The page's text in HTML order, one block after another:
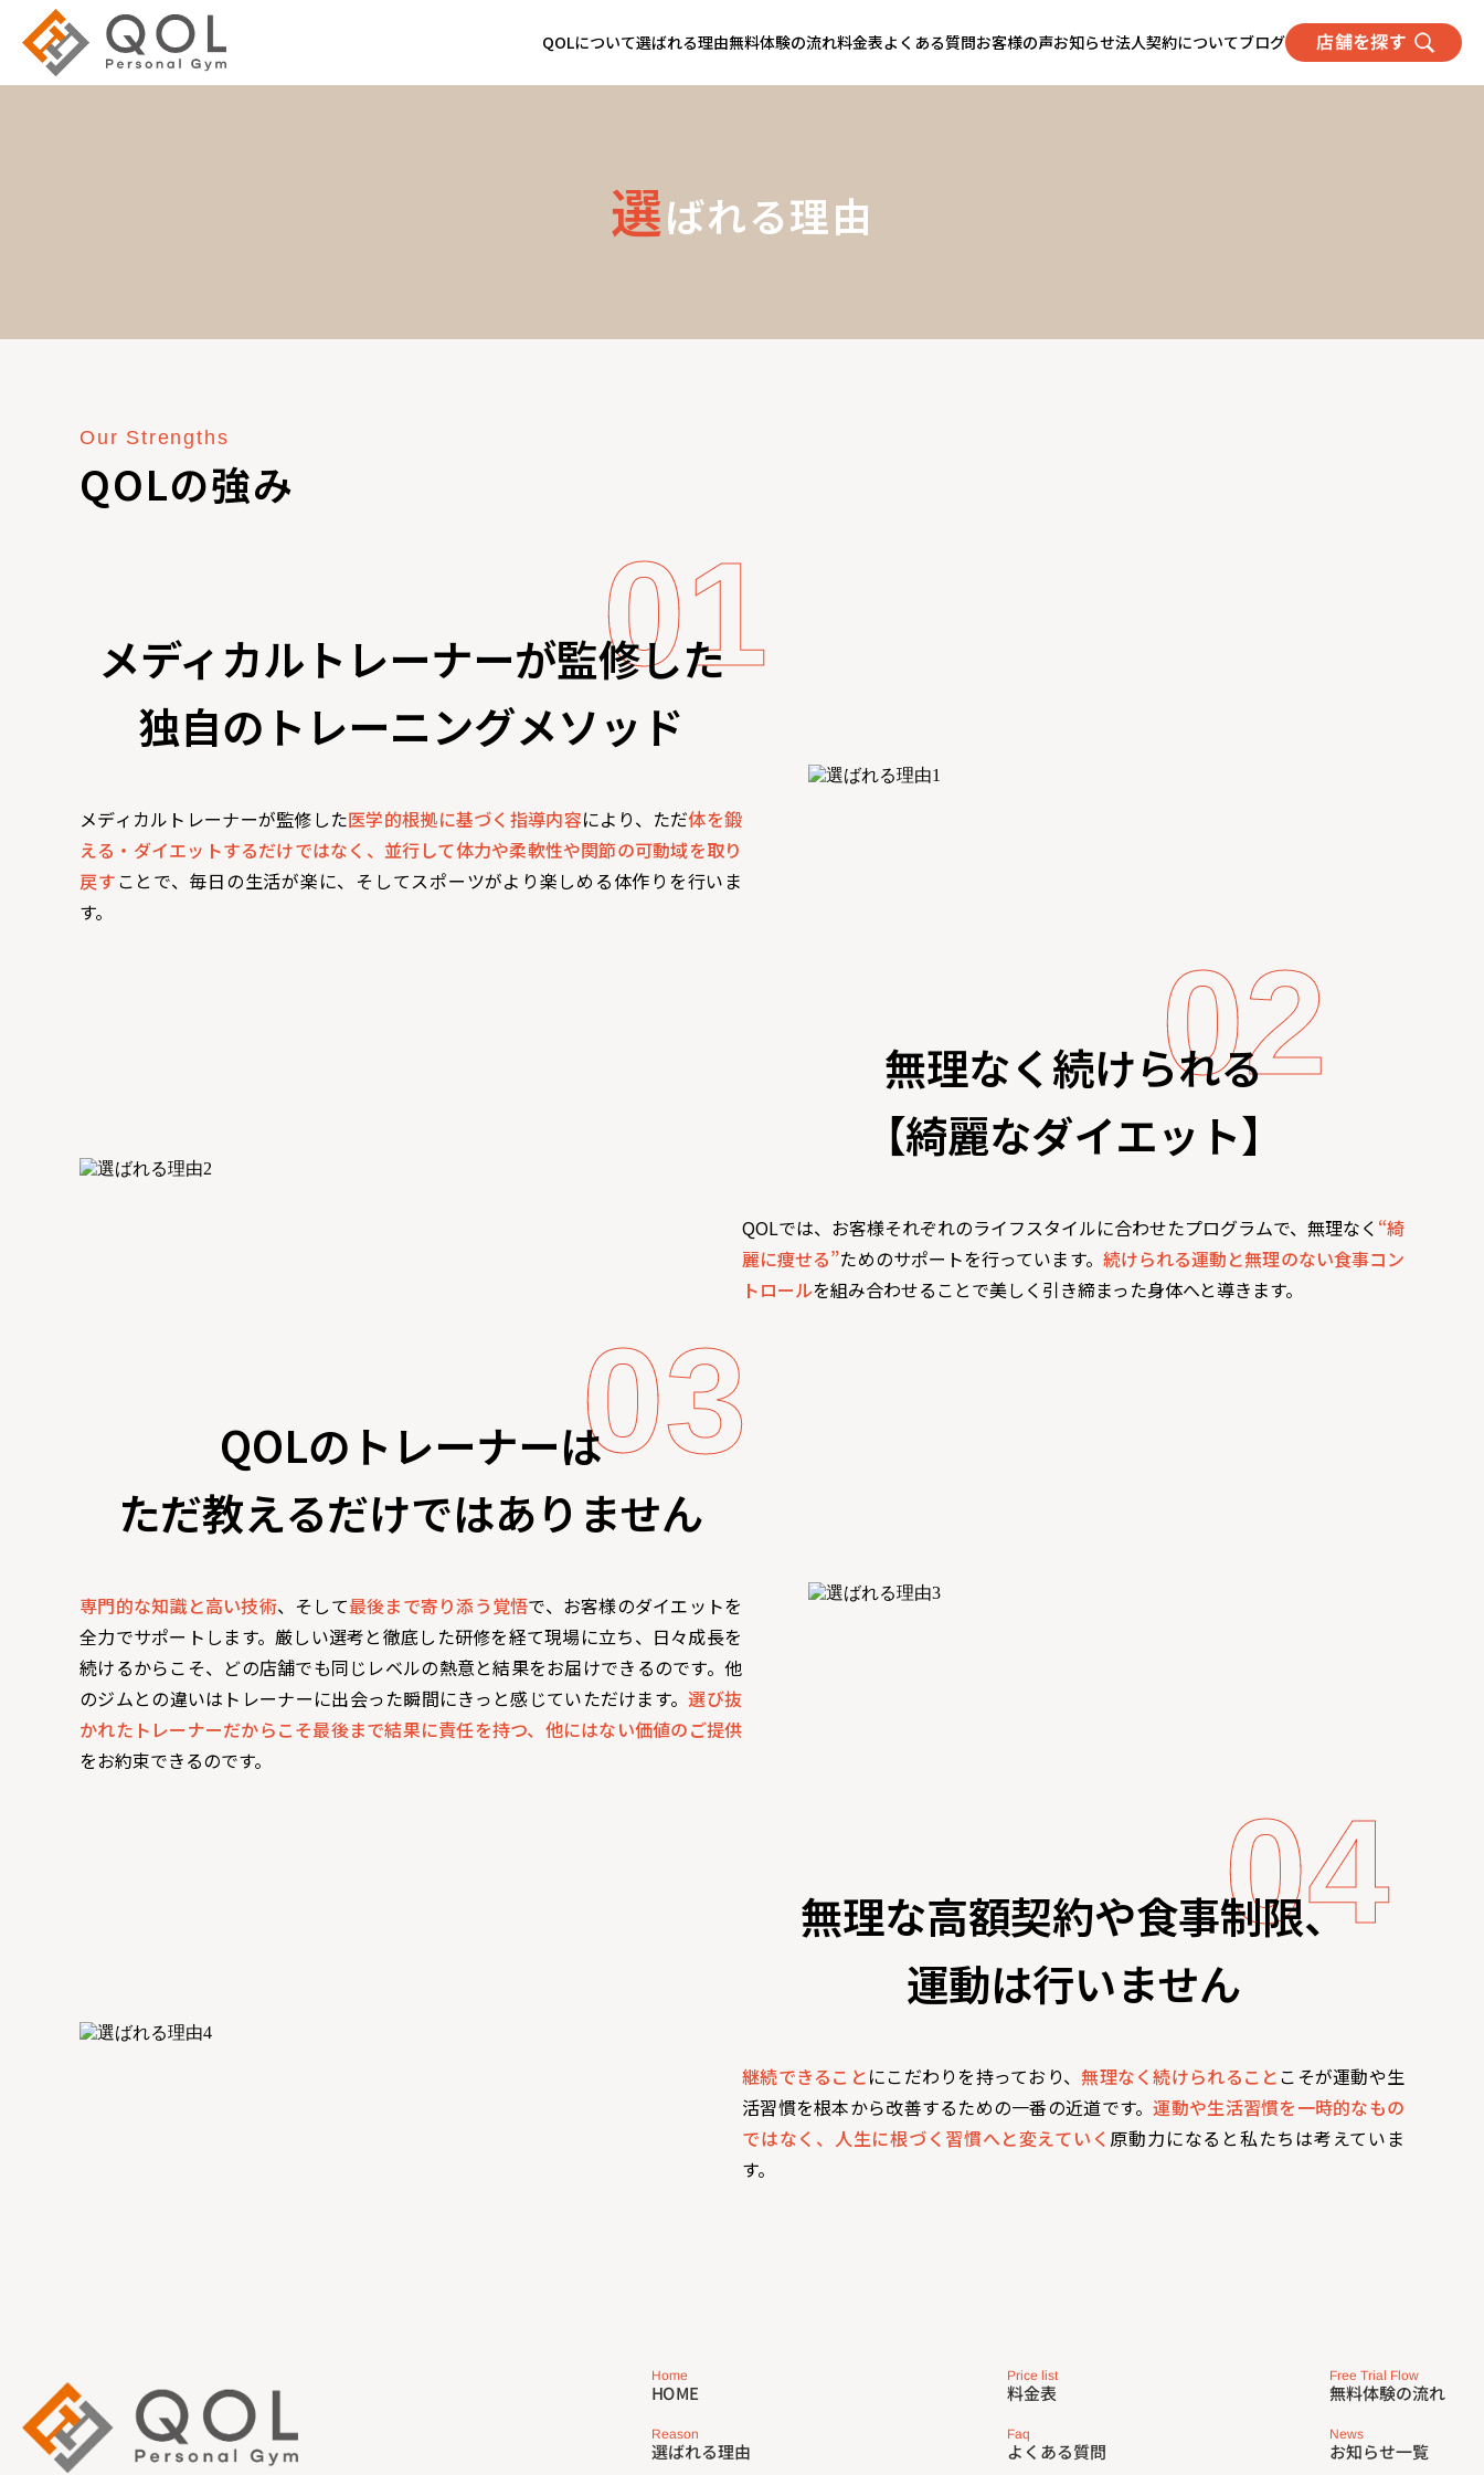
QOLについて選ばれる理由無料体験の流れ料金表よくある質問お客様の声お知らせ法人契約についてブログ
選ばれる理由
Our Strengths
QOLの強み
メディカルトレーナーが監修した
独自のトレーニングメソッド
メディカルトレーナーが監修した医学的根拠に基づく指導内容により、ただ体を鍛
える・ダイエットするだけではなく、並行して体力や柔軟性や関節の可動域を取り
戻すことで、毎日の生活が楽に、そしてスポーツがより楽しめる体作りを行いま
す。
無理なく続けられる
【綺麗なダイエット】
QOLでは、お客様それぞれのライフスタイルに合わせたプログラムで、無理なく “綺
麗に痩せる”ためのサポートを行っています。 続けられる運動と無理のない食事コン
トロールを組み合わせることで美しく引き締まった身体へと導きます。
QOLのトレーナーは
ただ教えるだけではありません
専門的な知識と高い技術、そして最後まで寄り添う覚悟で、お客様のダイエットを
全力でサポートします。厳しい選考と徹底した研修を経て現場に立ち、日々成長を
続けるからこそ、どの店舗でも同じレベルの熱意と結果をお届けできるのです。他
のジムとの違いはトレーナーに出会った瞬間にきっと感じていただけます。選び抜
かれたトレーナーだからこそ最後まで結果に責任を持つ、他にはない価値のご提供
をお約束できるのです。
無理な高額契約や食事制限、
運動は行いません
継続できることにこだわりを持っており、無理なく続けられることこそが運動や生
活習慣を根本から改善するための一番の近道です。運動や生活習慣を一時的なもの
ではなく、人生に根づく習慣へと変えていく 原動力になると私たちは考えていま
す。
Home
HOME
Reason
選ばれる理由
Price list
料金表
Faq
よくある質問
Free Trial Flow
無料体験の流れ
News
お知らせ一覧